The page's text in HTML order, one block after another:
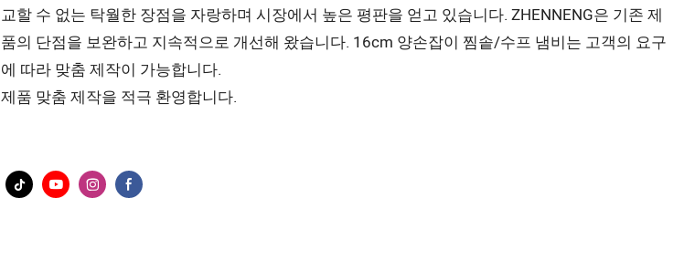
교할 수 없는 탁월한 장점을 자랑하며 시장에서 높은 평판을 얻고 있습니다. ZHENNENG은 기존 제
품의 단점을 보완하고 지속적으로 개선해 왔습니다. 16cm 양손잡이 찜솥/수프 냄비는 고객의 요구
에 따라 맞춤 제작이 가능합니다.
제품 맞춤 제작을 적극 환영합니다.